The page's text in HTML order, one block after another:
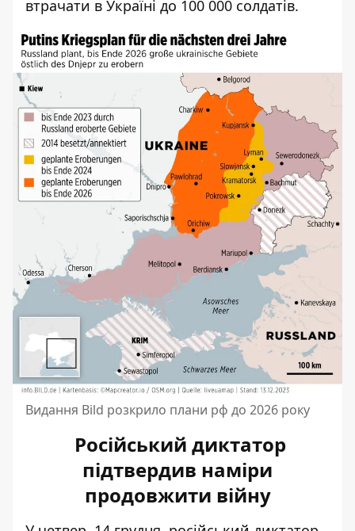
втрачати в Україні до 100 000 солдатів.
Видання Bild розкрило плани рф до 2026 року
Російський диктатор
підтвердив наміри
продовжити війну